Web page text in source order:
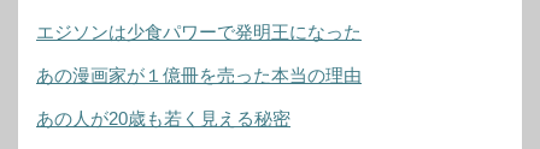
エジソンは少食パワーで発明王になった
あの漫画家が１億冊を売った本当の理由
あの人が20歳も若く見える秘密